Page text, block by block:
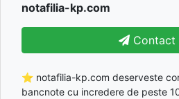
notafilia-kp.com
Contact
⭐ notafilia-kp.com deserveste
bancnote cu incredere de peste